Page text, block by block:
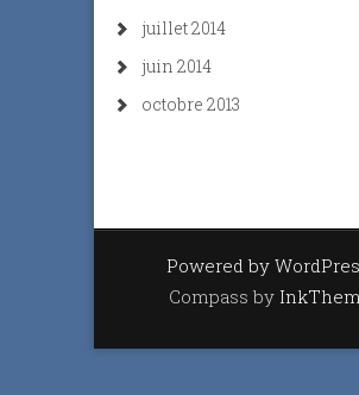
juillet 2014
juin 2014
octobre 2013
Powered by
Compass by